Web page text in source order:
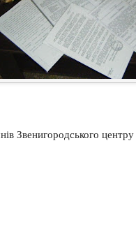
Звенигородського центру